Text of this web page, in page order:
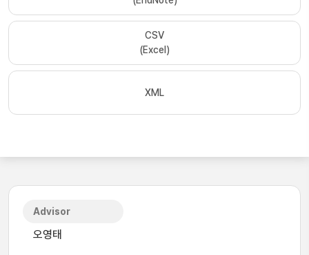
CSV
(Excel)
XML
Advisor
오영태